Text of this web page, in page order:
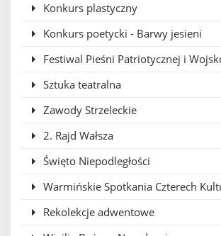
Konkurs plastyczny
Konkurs poetycki - Barwy jesieni
Festiwal Pieśni Patriotycznej i
Sztuka teatralna
Zawody Strzeleckie
2. Rajd Wałsza
Święto Niepodległości
Warmińskie Spotkania Czterech
Rekolekcje adwentowe